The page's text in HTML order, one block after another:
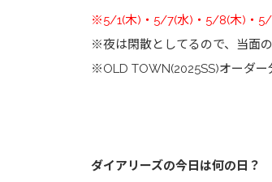
※5/1(木)・5/7(水)・5/8(木)・5/
※夜は閑散としてるので、当面
※OLD TOWN(2025SS)オーダー
ダイアリーズの今日は何の日？